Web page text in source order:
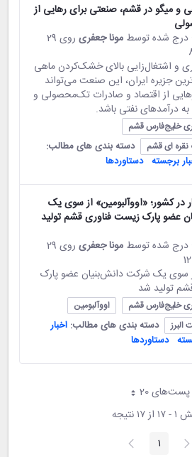
میگو در قشم، صنعتی برای رهایی از
· درج شده توسط مونا جعفری
روی 29
و اشتغال‌زایی بالای خشک‌کردن ماهی
جزیره ایران، این صنعت می‌تواند
از اقتصاد و صادرات تک‌محصولی و
درآمدهای نفتی باشد.
خلیج‌فارس قشم
ای قشم
دسته بندی های مطالب:
برجسته دستاوردها
در کشور؛ «اووآلبومین» از سوی یک
عضو پارک زیست فناوری قشم تولید
· درج شده توسط مونا جعفری
روی 29
سوی یک شرکت دانش‌بنیان عضو پارک
تولید شد
خلیج‌فارس قشم
اووآلبومین
البرز
دسته بندی های مطالب: اخبار
دستاوردها
پست‌‌های 20هر صفحه
نتیجه
صفحه1